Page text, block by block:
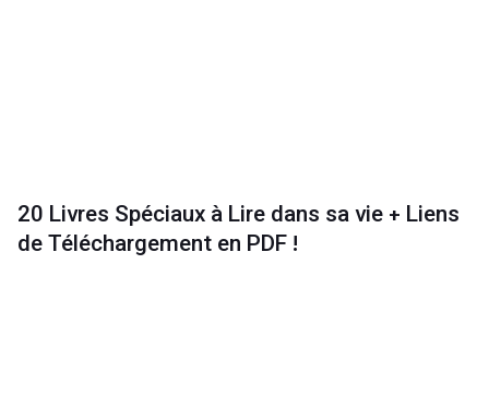
20 Livres Spéciaux à Lire dans sa vie + Liens
de Téléchargement en PDF !